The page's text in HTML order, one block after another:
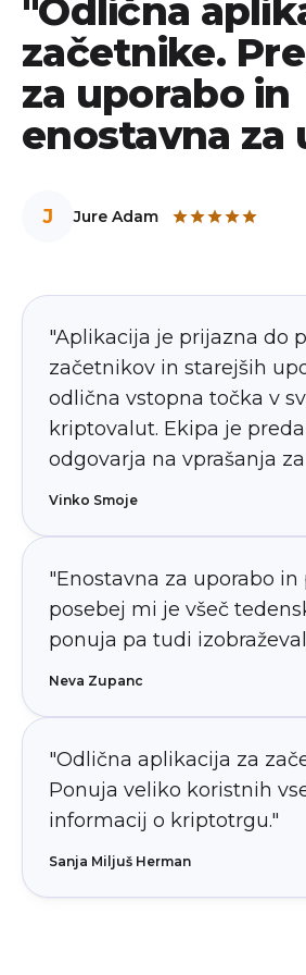
"Odlična
začetnike.
za uporabo in
enostavna za
J Jure Adam
"Aplikacija je prijazna do
začetnikov in starejših
odlična vstopna točka v
kriptovalut. Ekipa je
odgovarja na vprašanja
Vinko Smoje
"Enostavna za uporabo in
posebej mi je všeč
ponuja pa tudi
Neva Zupanc
"Odlična aplikacija za
Ponuja veliko koristnih
informacij o kriptotrgu."
Sanja Miljuš Herman